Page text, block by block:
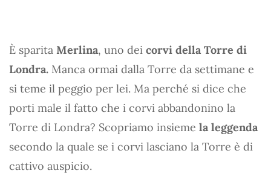
È sparita Merlina, uno dei corvi della Torre di
Londra. Manca ormai dalla Torre da settimane e
si teme il peggio per lei. Ma perché si dice che
porti male il fatto che i corvi abbandonino la
Torre di Londra? Scopriamo insieme la leggenda
secondo la quale se i corvi lasciano la Torre è di
cattivo auspicio.